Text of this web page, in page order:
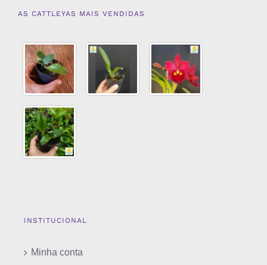
AS CATTLEYAS MAIS VENDIDAS
INSTITUCIONAL
Minha conta